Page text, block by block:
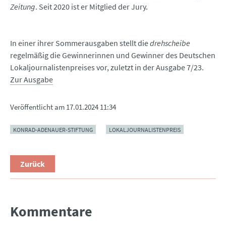
Zeitung. Seit 2020 ist er Mitglied der Jury.
In einer ihrer Sommerausgaben stellt diedrehscheibe
regelmäßig die Gewinnerinnen und Gewinner des Deutschen
Lokaljournalistenpreises vor, zuletzt in der Ausgabe 7/23.
Zur Ausgabe
Veröffentlicht am 17.01.2024 11:34
KONRAD-ADENAUER-STIFTUNG LOKALJOURNALISTENPREIS
Zurück
Kommentare